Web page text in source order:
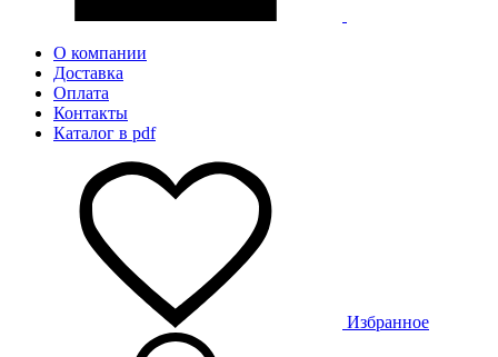
О компании
Доставка
Оплата
Контакты
Каталог в pdf
Избранное